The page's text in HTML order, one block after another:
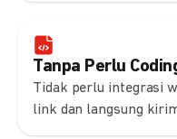
Tanpa Perlu
Tidak perlu integrasi
link dan langsung